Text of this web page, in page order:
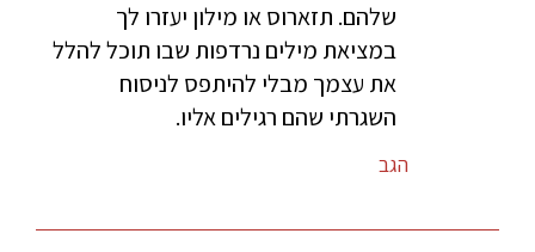
שלהם. תזארוס או מילון יעזרו לך
במציאת מילים נרדפות שבו תוכל להלל
את עצמך מבלי להיתפס לניסוח
השגרתי שהם רגילים אליו.
הגב